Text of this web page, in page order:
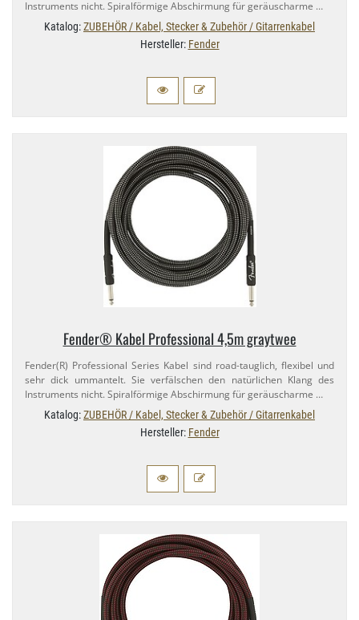
Instruments nicht. Spiralförmige Abschirmung für geräuscharme …
Katalog:ZUBEHÖR / Kabel, Stecker & Zubehör / Gitarrenkabel
Hersteller: Fender
Fender® Kabel Professional 4,​5m graytwee
Fender(R) Professional Series Kabel sind road-​tauglich, flexibel und
sehr dick ummantelt. Sie verfälschen den natürlichen Klang des
Instruments nicht. Spiralförmige Abschirmung für geräuscharme …
Katalog:ZUBEHÖR / Kabel, Stecker & Zubehör / Gitarrenkabel
Hersteller: Fender